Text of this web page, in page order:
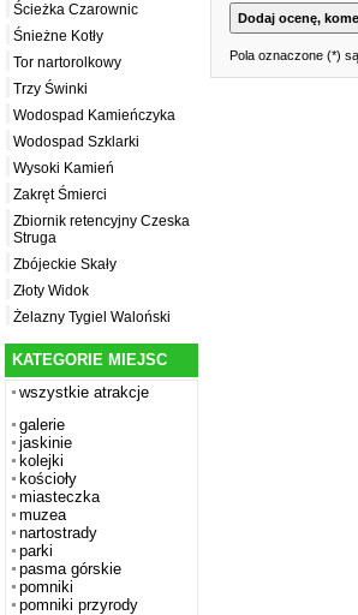
Ścieżka Czarownic
Śnieżne Kotły
Tor nartorolkowy
Trzy Świnki
Wodospad Kamieńczyka
Wodospad Szklarki
Wysoki Kamień
Zakręt Śmierci
Zbiornik retencyjny Czeska
Struga
Zbójeckie Skały
Złoty Widok
Żelazny Tygiel Waloński
KATEGORIE MIEJSC
wszystkie atrakcje
galerie
jaskinie
kolejki
kościoły
miasteczka
muzea
nartostrady
parki
pasma górskie
pomniki
pomniki przyrody
Pola oznaczone (*)